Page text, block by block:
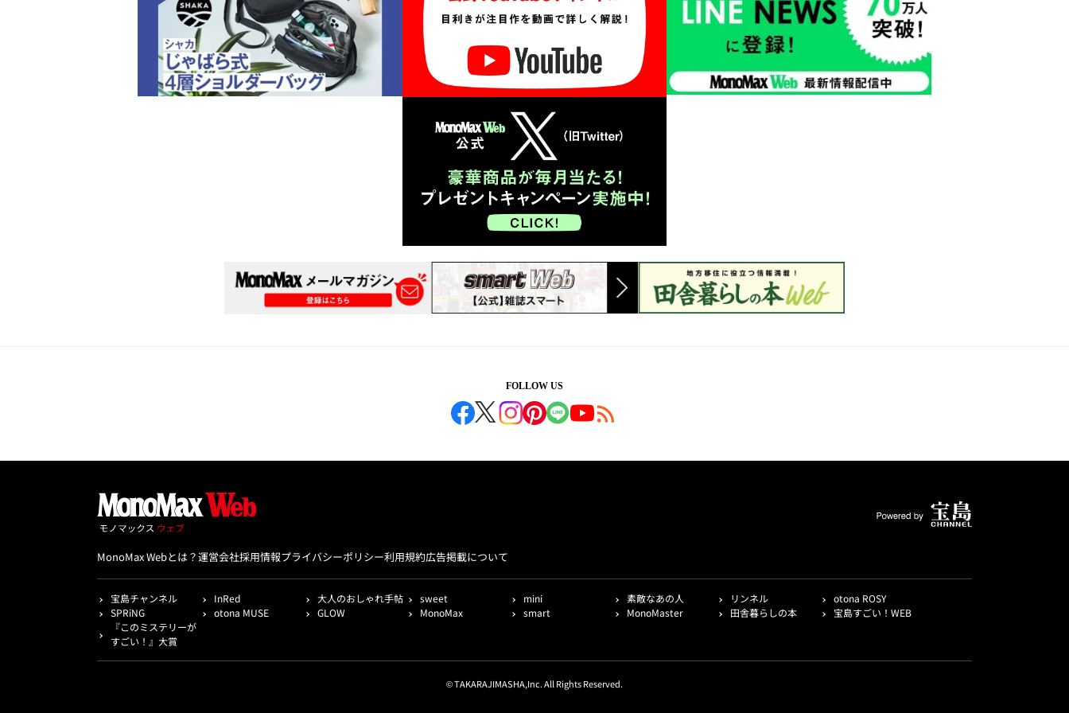
FOLLOW US
MonoMax Webとは？運営会社採用情報プライバシーポリシー利用規約広告掲載について
宝島チャンネル InRed 大人のおしゃれ手帖 sweet mini 素敵なあの人 リンネル
otona ROSY
SPRiNG
otona MUSE GLOW MonoMax smart MonoMaster 田舎暮らしの本
宝島すごい！WEB
『このミステリーが
すごい！』大賞
© TAKARAJIMASHA,Inc. All Rights Reserved.